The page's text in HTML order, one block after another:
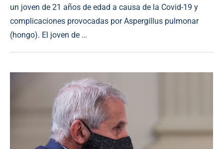
un joven de 21 años de edad a causa de la Covid-19 y
complicaciones provocadas por Aspergillus pulmonar
(hongo). El joven de …